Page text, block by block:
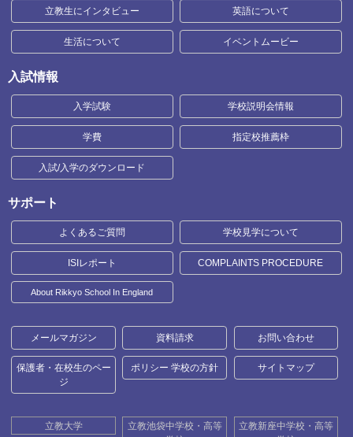
立教生にインタビュー 英語について
生活について イベントムービー
入試情報
入学試験 学校説明会情報
学費 指定校推薦枠
入試/入学のダウンロード
サポート
よくあるご質問 学校見学について
ISIレポート COMPLAINTS PROCEDURE
About Rikkyo School In England
メールマガジン 資料請求 お問い合わせ
保護者・在校生のペー
ジ
ポリシー 学校の方針 サイトマップ
立教大学
立教池袋中学校・高等
立教新座中学校・高等